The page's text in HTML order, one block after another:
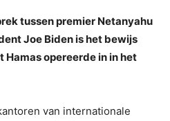
tussen premier Netanyahu
Joe Biden is het bewijs
opereerde in in het
van internationale